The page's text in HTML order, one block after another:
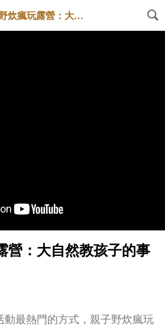
親子野炊瘋玩露營：大自然教孩子的事
營：大自然教孩子的事
動最熱門的方式，親子野炊瘋玩